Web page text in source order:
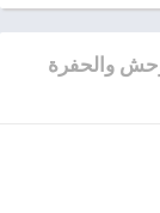
والحفرة